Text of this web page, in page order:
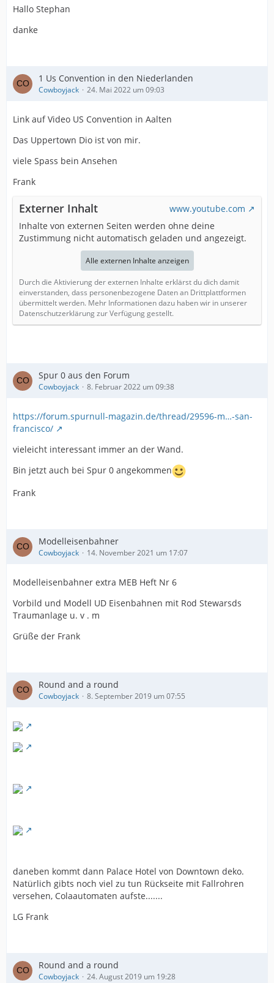
Hallo Stephan
danke
1 Us Convention in den Niederlanden
Cowboyjack 24. Mai 2022 um 09:03
Link auf Video US Convention in Aalten
Das Uppertown Dio ist von mir.
viele Spass bein Ansehen
Frank
Externer Inhalt
www.youtube.com
Inhalte von externen Seiten werden ohne deine
Zustimmung nicht automatisch geladen und angezeigt.
Alle externen Inhalte anzeigen
Durch die Aktivierung der externen Inhalte erklärst du dich damit
einverstanden, dass personenbezogene Daten an Drittplattformen
übermittelt werden. Mehr Informationen dazu haben wir in unserer
Datenschutzerklärung zur Verfügung gestellt.
Spur 0 aus den Forum
Cowboyjack 8. Februar 2022 um 09:38
https://forum.spurnull-magazin.de/thread/29596-m…-san-
francisco/
vieleicht interessant immer an der Wand.
Bin jetzt auch bei Spur 0 angekommen
Frank
Modelleisenbahner
Cowboyjack 14. November 2021 um 17:07
Modelleisenbahner extra MEB Heft Nr 6
Vorbild und Modell UD Eisenbahnen mit Rod Stewarsds
Traumanlage u. v . m
Grüße der Frank
Round and a round
Cowboyjack 8. September 2019 um 07:55
daneben kommt dann Palace Hotel von Downtown deko.
Natürlich gibts noch viel zu tun Rückseite mit Fallrohren
versehen, Colaautomaten aufste.......
LG Frank
Round and a round
Cowboyjack 24. August 2019 um 19:28